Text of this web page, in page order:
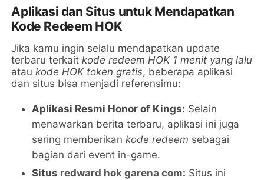
Aplikasi dan Situs untuk Mendapatkan
Kode Redeem HOK
Jika kamu ingin selalu mendapatkan update
terbaru terkaitkode redeem HOK 1 menit yang lalu
ataukode HOK token gratis, beberapa aplikasi
dan situs bisa menjadi referensimu:
Aplikasi Resmi Honor of Kings: Selain
menawarkan berita terbaru, aplikasi ini juga
sering memberikankode redeem sebagai
bagian dari event in-game.
Situs redward hok garena com: Situs ini